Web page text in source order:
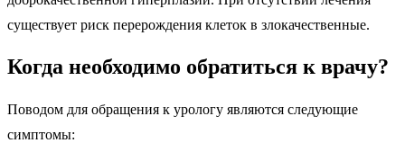
существует риск перерождения клеток в злокачественные.
Когда необходимо обратиться к врачу?
Поводом для обращения к урологу являются следующие
симптомы: